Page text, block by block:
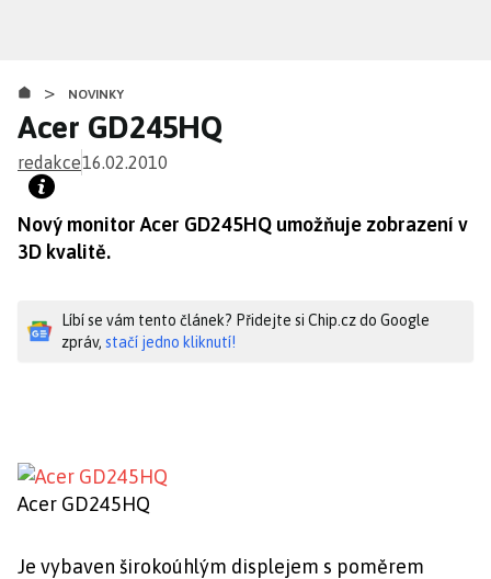
obsahu
> NOVINKY
Acer GD245HQ
redakce16.02.2010
Nový monitor Acer GD245HQ umožňuje zobrazení v
3D kvalitě.
Líbí se vám tento článek? Přidejte si Chip.cz do Google
zpráv, stačí jedno kliknutí!
Acer GD245HQ
Je vybaven širokoúhlým displejem s poměrem